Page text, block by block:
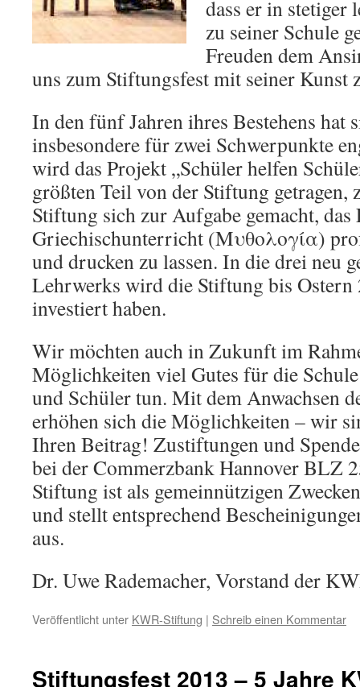
dass er in stetiger
zu seiner Schule
Freuden dem
uns zum Stiftungsfest mit seiner Kunst
In den fünf Jahren ihres Bestehens hat
insbesondere für zwei Schwerpunkte
wird das Projekt „Schüler helfen
größten Teil von der Stiftung getragen,
Stiftung sich zur Aufgabe gemacht,
Griechischunterricht (Μυθολογία)
und drucken zu lassen. In die drei neu
Lehrwerks wird die Stiftung bis Ostern
investiert haben.
Wir möchten auch in Zukunft im
Möglichkeiten viel Gutes für die
und Schüler tun. Mit dem Anwachsen
erhöhen sich die Möglichkeiten – wir
Ihren Beitrag! Zustiftungen und
bei der Commerzbank Hannover BLZ
Stiftung ist als gemeinnützigen
und stellt entsprechend
aus.
Dr. Uwe Rademacher, Vorstand der
Veröffentlicht unter KWR-Stiftung | Schreib einen Kommentar
Stiftungsfest 2013 – 5 Jahre